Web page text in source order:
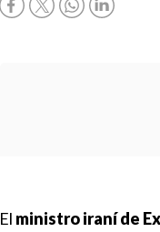
El ministro iraní de